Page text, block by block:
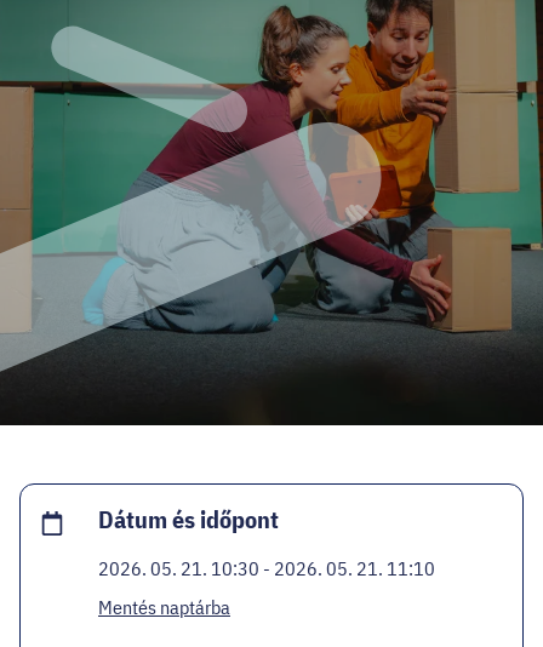
CODE - DIGITÁLIS ÉLMÉNYKÖZPONT
VÁRBÖRTÖN LÁTOGATÓKÖZPONT
HELLOVEB PROGRAMAJÁNLÓ
KARRIER
Twitter
EN
Dátum és időpont
2026. 05. 21. 10:30 - 2026. 05. 21. 11:10
Mentés naptárba